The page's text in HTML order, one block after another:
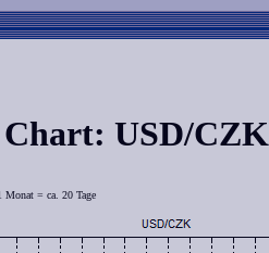
USD/CZK
= ca. 20 Tage